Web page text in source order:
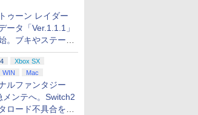
ゥーン レイダー
ータ「Ver.1.1.1」
。ブキやステージ
具合を修正
Xbox SX
WIN Mac
ルファンタジー
メンテへ。Switch2
ロード不具合を最